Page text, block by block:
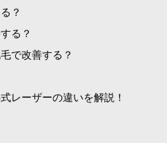
？
る？
で改善する？
レーザーの違いを解説！